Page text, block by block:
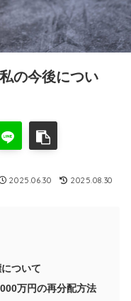
の今後につい
2025.06.30 2025.08.30
ついて
万円の再分配方法